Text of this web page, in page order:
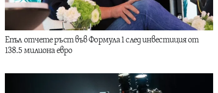
Епъл отчете ръст във Формула 1 след инвестиция от
138.5 милиона евро